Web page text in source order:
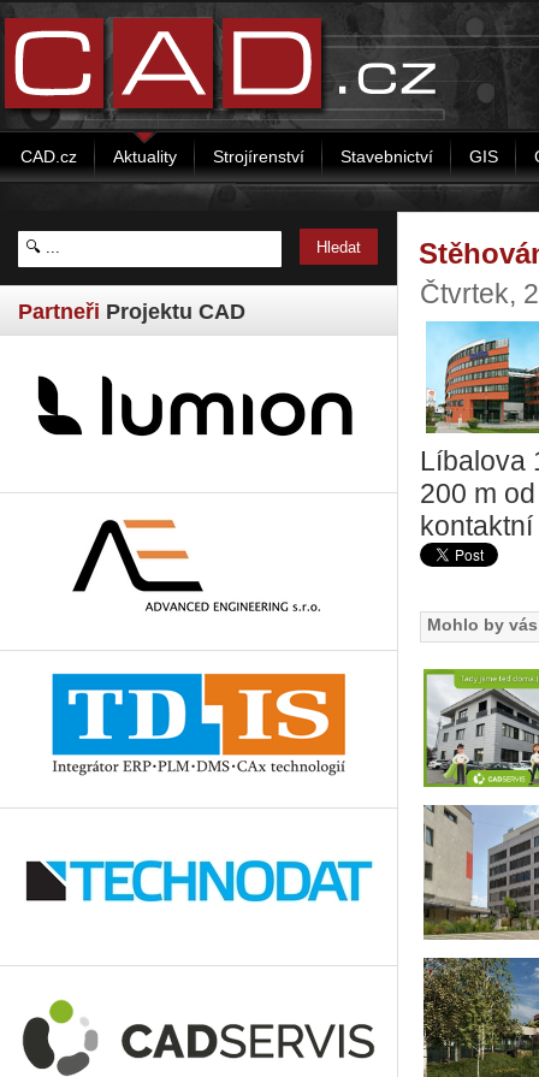
CAD.cz Aktuality Strojírenství Stavebnictví GIS
Partneři Projektu CAD
Čtvrtek,
Líbalova
200 m
Mohlo by